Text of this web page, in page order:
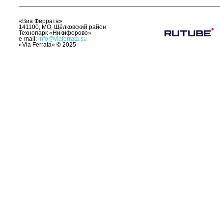
«Виа Феррата»
141100, МО, Щёлковский район
Технопарк «Никифорово»
e-mail: info@viaferrata.su
«Via Ferrata» © 2025